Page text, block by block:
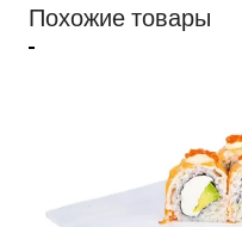
Похожие товары